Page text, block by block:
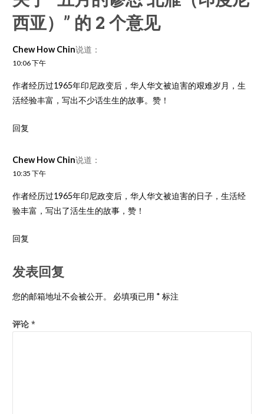
西亚）” 的 2 个意见
Chew How Chin说道：
10:06 下午
作者经历过1965年印尼政变后，华人华文被迫害的艰难岁月，生
活经验丰富，写出不少话生生的故事。赞！
回复
Chew How Chin说道：
10:35 下午
作者经历过1965年印尼政变后，华人华文被迫害的日子，生活经
验丰富，写出了活生生的故事，赞！
回复
发表回复
您的邮箱地址不会被公开。 必填项已用 * 标注
评论 *